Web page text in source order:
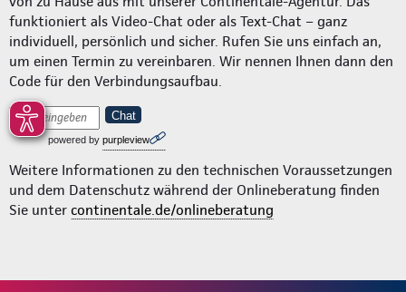
funktioniert als Video-Chat oder als Text-Chat – ganz
individuell, persönlich und sicher. Rufen Sie uns einfach an,
um einen Termin zu vereinbaren. Wir nennen Ihnen dann den
Code für den Verbindungsaufbau.
Chat
powered by purpleview
Weitere Informationen zu den technischen Voraussetzungen
und dem Datenschutz während der Onlineberatung finden
Sie unter continentale.de/onlineberatung